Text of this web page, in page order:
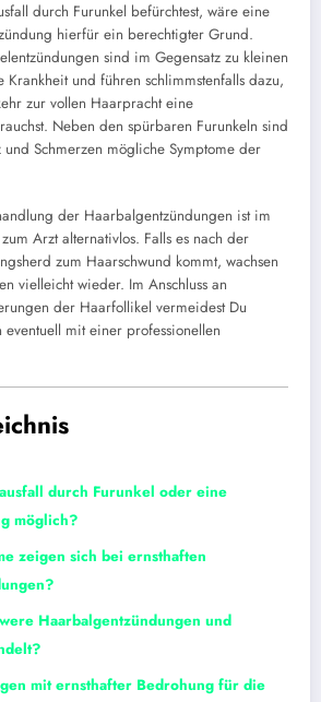
durch Furunkel befürchtest, wäre eine
hierfür ein berechtigter Grund.
sind im Gegensatz zu kleinen
Krankheit und führen schlimmstenfalls dazu,
zur vollen Haarpracht eine
Neben den spürbaren Furunkeln sind
und Schmerzen mögliche Symptome der
der Haarbalgentzündungen ist im
Arzt alternativlos. Falls es nach der
zum Haarschwund kommt, wachsen
vielleicht wieder. Im Anschluss an
der Haarfollikel vermeidest Du
eventuell mit einer professionellen
durch Furunkel oder eine
möglich?
zeigen sich bei ernsthaften
Haarbalgentzündungen und
mit ernsthafter Bedrohung für die